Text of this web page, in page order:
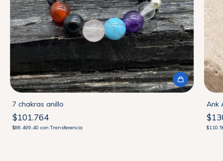
7 chakras anillo
$101.764
$86.499,40con Transferencia
Ank